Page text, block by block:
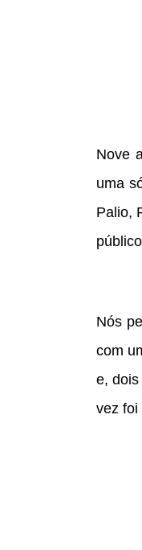
Nove
uma
Palio,
Nós
com
e,
vez foi